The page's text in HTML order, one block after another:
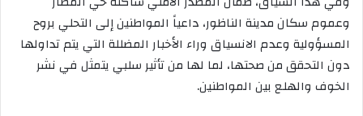
وعموم سكان مدينة الناظور، داعياً المواطنين إلى التحلي بروح
المسؤولية وعدم الانسياق وراء الأخبار المضللة التي يتم تداولها
دون التحقق من صحتها، لما لها من تأثير سلبي يتمثل في نشر
الخوف والهلع بين المواطنين.